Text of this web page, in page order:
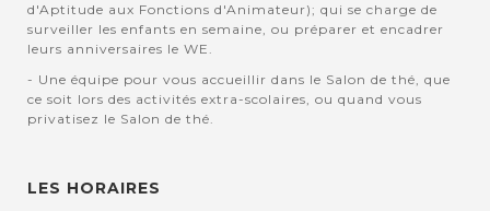
d'Aptitude aux Fonctions d'Animateur); qui se charge de
surveiller les enfants en semaine, ou préparer et encadrer
leurs anniversaires le WE.
- Une équipe pour vous accueillir dans le Salon de thé, que
ce soit lors des activités extra-scolaires, ou quand vous
privatisez le Salon de thé.
LES HORAIRES